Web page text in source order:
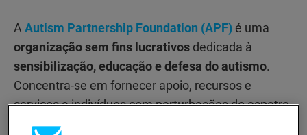
A Autism Partnership Foundation (APF) é uma
organização sem fins lucrativos dedicada à
sensibilização, educação e defesa do autismo.
Concentra-se em fornecer apoio, recursos e
serviços a indivíduos com perturbações do espetro
do autismo (ASD), bem como às suas famílias,